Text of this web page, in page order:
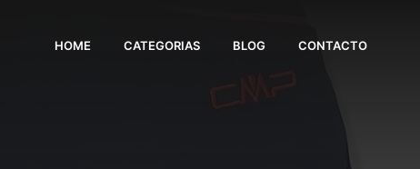
HOME CATEGORIAS BLOG CONTACTO